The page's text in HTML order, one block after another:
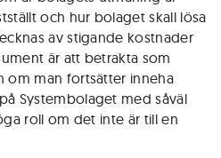
och hur bolaget skall lösa
av stigande kostnader
är att betrakta som
om man fortsätter inneha
Systembolaget med såväl
roll om det inte är till en